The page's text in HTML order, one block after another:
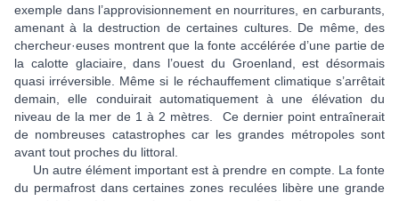
exemple dans l’approvisionnement en nourritures, en carburants,
amenant à la destruction de certaines cultures. De même, des
chercheur·euses montrent que la fonte accélérée d’une partie de
la calotte glaciaire, dans l’ouest du Groenland, est désormais
quasi irréversible. Même si le réchauffement climatique s’arrêtait
demain, elle conduirait automatiquement à une élévation du
niveau de la mer de 1 à 2 mètres. Ce dernier point entraînerait
de nombreuses catastrophes car les grandes métropoles sont
avant tout proches du littoral.
Un autre élément important est à prendre en compte. La fonte
du permafrost dans certaines zones reculées libère une grande